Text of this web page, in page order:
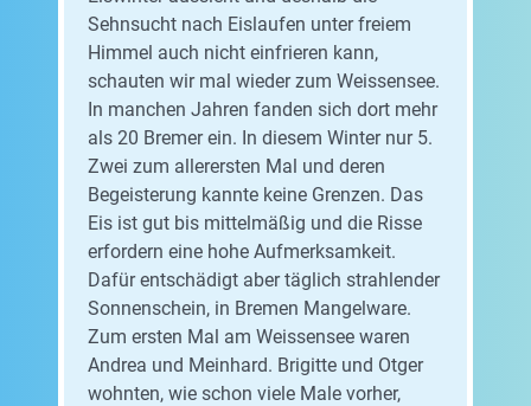
Sehnsucht nach Eislaufen unter freiem
Himmel auch nicht einfrieren kann,
schauten wir mal wieder zum Weissensee.
In manchen Jahren fanden sich dort mehr
als 20 Bremer ein. In diesem Winter nur 5.
Zwei zum allerersten Mal und deren
Begeisterung kannte keine Grenzen. Das
Eis ist gut bis mittelmäßig und die Risse
erfordern eine hohe Aufmerksamkeit.
Dafür entschädigt aber täglich strahlender
Sonnenschein, in Bremen Mangelware.
Zum ersten Mal am Weissensee waren
Andrea und Meinhard. Brigitte und Otger
wohnten, wie schon viele Male vorher,